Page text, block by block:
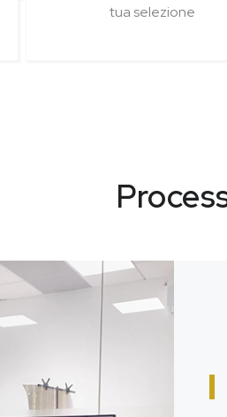
tua selezione